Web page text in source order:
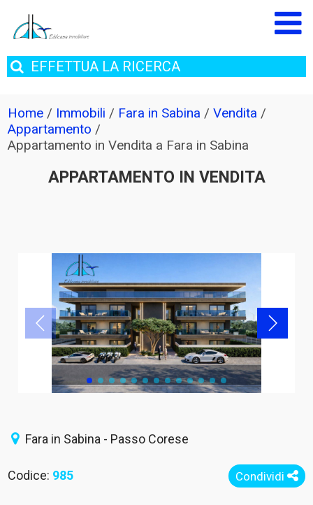
EFFETTUA LA RICERCA
Home / Immobili / Fara in Sabina /Vendita /
Appartamento /
Appartamento in Vendita a Fara in Sabina
APPARTAMENTO IN VENDITA
Fara in Sabina - Passo Corese
Condividi
Codice: 985